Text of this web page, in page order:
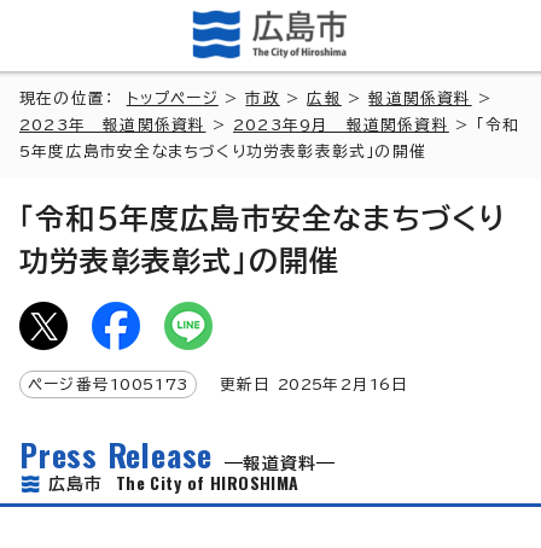
現在の位置： トップページ >市政 >広報 >報道関係資料
>
2023年 報道関係資料
> 2023年9月 報道関係資料
> 「令和
5年度広島市安全なまちづくり功労表彰表彰式」の開催
「令和5年度広島市安全なまちづくり
功労表彰表彰式」の開催
ページ番号 1005173 更新日 2025年2月 16 日
Press Release
報道資料
広島市 The City of HIROSHIMA